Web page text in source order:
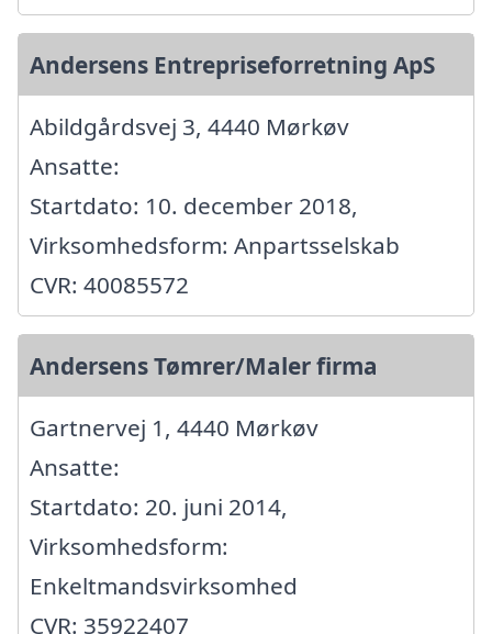
Andersens Entrepriseforretning ApS
Abildgårdsvej 3, 4440 Mørkøv
Ansatte:
Startdato: 10. december 2018,
Virksomhedsform: Anpartsselskab
CVR: 40085572
Andersens Tømrer/Maler firma
Gartnervej 1, 4440 Mørkøv
Ansatte:
Startdato: 20. juni 2014,
Virksomhedsform:
Enkeltmandsvirksomhed
CVR: 35922407